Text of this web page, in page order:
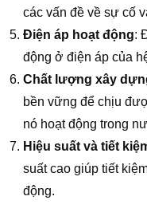
các vấn đề về sự cố
Điện áp hoạt động:
động ở điện áp của
Chất lượng xây
bền vững để chịu
nó hoạt động trong
Hiệu suất và tiết
suất cao giúp tiết
động.